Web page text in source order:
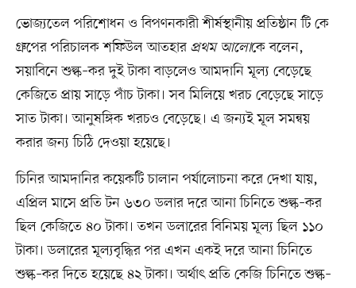
ভোজ্যতেল পরিশোধন ও বিপণনকারী শীর্ষস্থানীয় প্রতিষ্ঠান টি কে
গ্রুপের পরিচালক শফিউল আতহার প্রথম আলোকে বলেন,
সয়াবিনে শুল্ক–কর দুই টাকা বাড়লেও আমদানি মূল্য বেড়েছে
কেজিতে প্রায় সাড়ে পাঁচ টাকা। সব মিলিয়ে খরচ বেড়েছে সাড়ে
সাত টাকা। আনুষঙ্গিক খরচও বেড়েছে। এ জন্যই মূল সমন্বয়
করার জন্য চিঠি দেওয়া হয়েছে।
চিনির আমদানির কয়েকটি চালান পর্যালোচনা করে দেখা যায়,
এপ্রিল মাসে প্রতি টন ৬৩০ ডলার দরে আনা চিনিতে শুল্ক–কর
ছিল কেজিতে ৪০ টাকা। তখন ডলারের বিনিময় মূল্য ছিল ১১০
টাকা। ডলারের মূল্যবৃদ্ধির পর এখন একই দরে আনা চিনিতে
শুল্ক–কর দিতে হয়েছে ৪২ টাকা। অর্থাৎ প্রতি কেজি চিনিতে শুল্ক–